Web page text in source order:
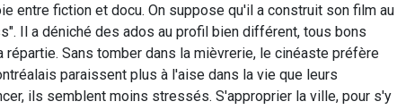
entre fiction et docu. On suppose qu'il a construit son film au
Il a déniché des ados au profil bien différent, tous bons
Sans tomber dans la mièvrerie, le cinéaste préfère
paraissent plus à l'aise dans la vie que leurs
ils semblent moins stressés. S'approprier la ville, pour s'y